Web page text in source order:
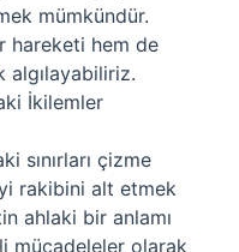
mümkündür.
hareketi hem de
İkilemler
sınırları çizme
rakibini alt etmek
ahlaki bir anlamı
mücadeleler olarak